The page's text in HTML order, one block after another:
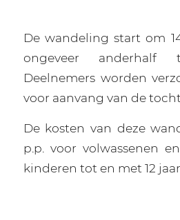
De wandeling start om
ongeveer
Deelnemers worden
voor aanvang van de
De kosten van deze
p.p. voor volwassenen
kinderen tot en met 12 jaar.